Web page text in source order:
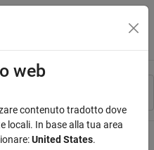
di navigazione
web
contenuto tradotto dove
locali. In base alla tua area
United States.